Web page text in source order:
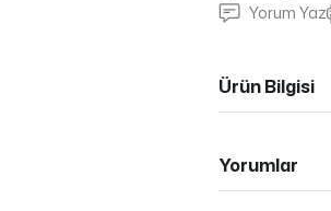
Yorum Yaz
Ürün Bilgisi
Yorumlar